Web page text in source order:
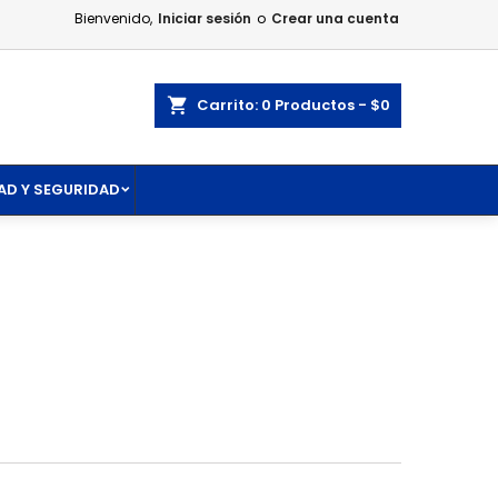
Bienvenido, Iniciar sesión o Crear una cuenta
Carrito 0 Productos - $0
Y SEGURIDAD